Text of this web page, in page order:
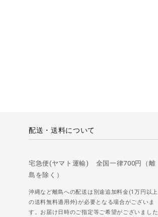
配送・送料について
宅急便(ヤマト運輸) 全国一律700円（離
島を除く）
沖縄など離島への配送は別途追加料金(1万円以上
の送料無料適用外)が必要となる場合がございま
す。お届け日時のご指定等ご希望がございました